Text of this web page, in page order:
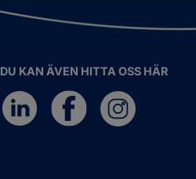
DU KAN ÄVEN HITTA OSS HÄR